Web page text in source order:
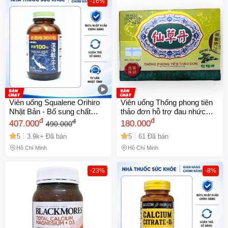
Viên uống Squalene Orihiro
Nhật Bản - Bổ sung chất
chống oxi hóa và tăng cường
sức khỏe tổng thể
407.000đ 490.000đ
5 3.9k+ Đã bán
Hồ Chí Minh
Viên uống Thống phong tiên
thảo đơn hỗ trợ đau nhức
xương khớp, đau mỏi cổ vai
gáy, đau lưng, mỏi gối, đi
đứng khó khăn 30 Viên - Mã
1509
180.000đ
5 61 Đã bán
Hồ Chí Minh
-23% -8%